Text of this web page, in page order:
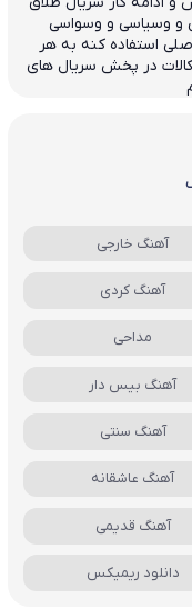
و وسیاسی و وسواسی
استفاده کنه به هر
در پخش سریال های
آهنگ خارجی
آهنگ کردی
مداحی
آهنگ بیس دار
آهنگ سنتی
آهنگ عاشقانه
آهنگ قدیمی
دانلود ریمیکس